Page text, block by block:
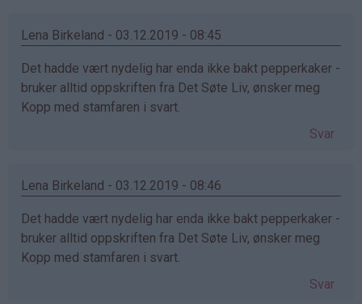
Lena Birkeland - 03.12.2019 - 08:45
Det hadde vært nydelig har enda ikke bakt pepperkaker -
bruker alltid oppskriften fra Det Søte Liv, ønsker meg
Kopp med stamfaren i svart.
Svar
Lena Birkeland - 03.12.2019 - 08:46
Det hadde vært nydelig har enda ikke bakt pepperkaker -
bruker alltid oppskriften fra Det Søte Liv, ønsker meg
Kopp med stamfaren i svart.
Svar